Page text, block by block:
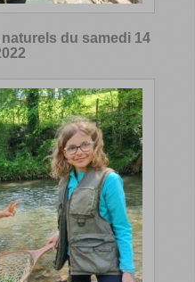
du samedi 14